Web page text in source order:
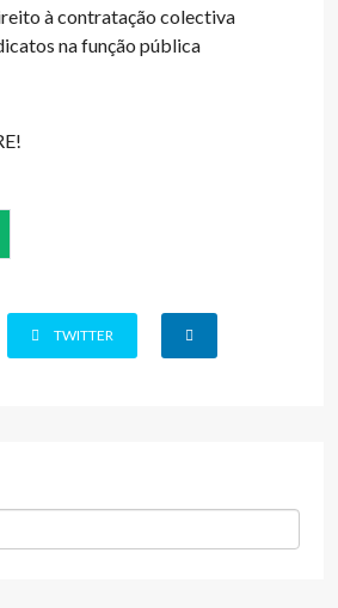
à contratação colectiva
na função pública
1º DE MAIO DE 2024
TWITTER